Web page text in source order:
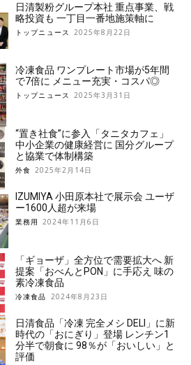
日清製粉グループ本社 重点事業、戦
略投資も 一丁目一番地施策軸に
トップニュース 2025年8月22日
冷凍食品 ワンプレート市場が5年間
で7倍に メニュー充実・コスパ◎
トップニュース 2025年3月31日
“置き社食”に参入「タニタカフェ」
中小企業の健康経営に 国分グループ
と協業で体制構築
外食 2025年2月14日
IZUMIYA 小田原本社で展示会 ユーザ
ー1600人超が来場
業務用 2024年11月6日
「ギョーザ」全方位で需要拡大へ 新
提案「おべんとPON」に手応え 味の
素冷凍食品
冷凍食品 2024年8月23日
日清食品「冷凍 完全メシ DELI」に新
時代の「おにぎり」登場 レンチン1
分半で朝食に 98％が「おいしい」と
評価